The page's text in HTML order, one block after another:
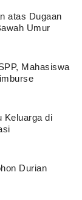
atas Dugaan
Umur
Mahasiswa
Keluarga di
Durian